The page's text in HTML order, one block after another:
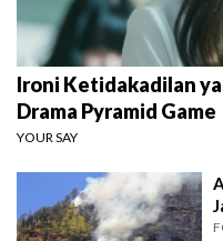
Ironi Ketidakadilan
Drama Pyramid Game
YOUR SAY